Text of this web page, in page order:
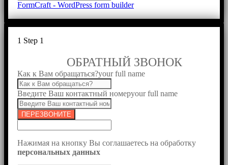
FormCraft - WordPress form builder
1 Step 1
ОБРАТНЫЙ ЗВОНОК
Как к Вам обращаться?your full name
Введите Ваш контактный номерyour full name
ПЕРЕЗВОНИТЕ
Нажимая на кнопку Вы соглашаетесь на обработку
персональных данных